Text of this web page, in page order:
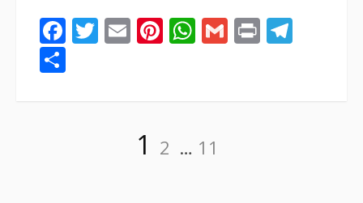
Facebook
Twitter
EmailPinterest
WhatsApp
Gmail
Print
Página
1 Página
2 … Página
11